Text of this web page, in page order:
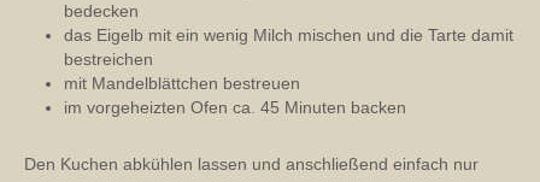
bedecken
das Eigelb mit ein wenig Milch mischen und die Tarte damit
bestreichen
mit Mandelblättchen bestreuen
im vorgeheizten Ofen ca. 45 Minuten backen
Den Kuchen abkühlen lassen und anschließend einfach nur